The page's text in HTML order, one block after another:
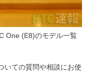
One (E8)のモデル一覧
いての質問や相談にお使